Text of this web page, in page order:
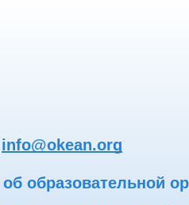
info@okean.org
образовательной